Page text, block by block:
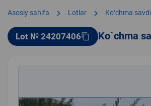
Asosiy sahifa chevron_right Lotlar chevron_right Koʻchma
Lot № 24207406content_copy Ko`chma